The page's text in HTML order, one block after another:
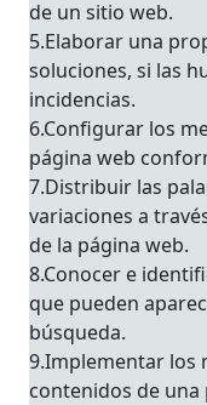
de un sitio web.
5.Elaborar una
soluciones, si las
incidencias.
6.Configurar los
página web
7.Distribuir las
variaciones a
de la página web.
8.Conocer e
que pueden
búsqueda.
9.Implementar los
contenidos de una